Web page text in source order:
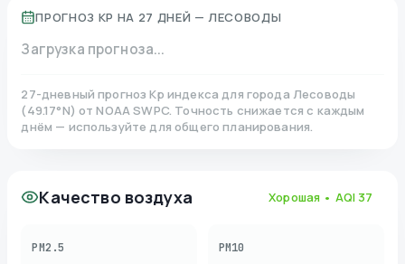
ПРОГНОЗ KP НА 27 ДНЕЙ — ЛЕСОВОДЫ
Загрузка прогноза...
27-дневный прогноз Kp индекса для города Лесоводы
(49.17°N)от NOAA SWPC. Точность снижается с каждым
днём — используйте для общего планирования.
Качество воздуха Хорошая • AQI 37
PM2.5 PM10